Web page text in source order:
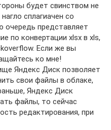
будет свинством не
сплагиачен со
очередь представляет
по конвертации xlsx в xls,
Если же вы
ко мне!
Яндекс Диск позволяет
свои файлы в облаке,
Яндекс Диск
файлы, то сейчас
редактирования, при